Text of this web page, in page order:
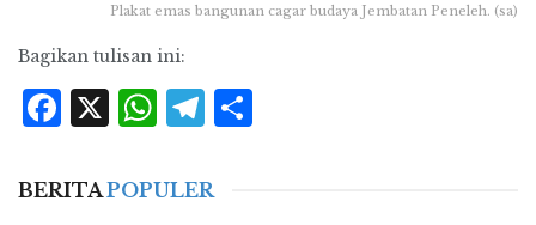
Plakat emas bangunan cagar budaya Jembatan Peneleh. (sa)
Bagikan tulisan ini:
Facebook
X WhatsApp
Telegram
BERITAPOPULER